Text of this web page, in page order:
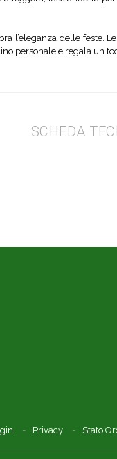
l’eleganza delle feste.
personale e regala un
SCHEDA
Privacy Stato